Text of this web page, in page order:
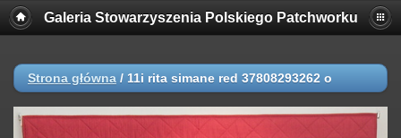
Galeria Stowarzyszenia Polskiego Patchworku
Strona główna / 11i rita simane red 37808293262 o